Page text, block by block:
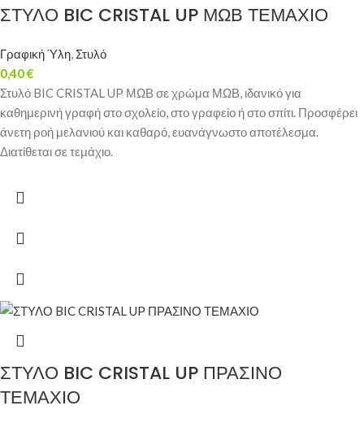
ΣΤΥΛΟ BIC CRISTAL UP ΜΩΒ ΤΕΜΑΧΙΟ
Γραφική Ύλη, Στυλό
0,40€
Στυλό BIC CRISTAL UP ΜΩΒ σε χρώμα ΜΩΒ, ιδανικό για
καθημερινή γραφή στο σχολείο, στο γραφείο ή στο σπίτι. Προσφέρει
άνετη ροή μελανιού και καθαρό, ευανάγνωστο αποτέλεσμα.
Διατίθεται σε τεμάχιο.
ΣΤΥΛΟ BIC CRISTAL UP ΠΡΑΣΙΝΟ
ΤΕΜΑΧΙΟ